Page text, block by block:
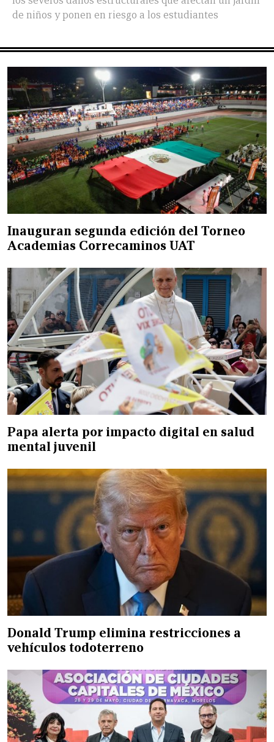
de niños y ponen en riesgo a los estudiantes
Inauguran segunda edición del Torneo
Academias Correcaminos UAT
Papa alerta por impacto digital en salud
mental juvenil
Donald Trump elimina restricciones a
vehículos todoterreno